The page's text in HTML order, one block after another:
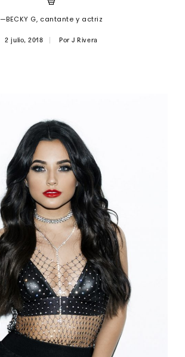
PROPIEDAD DE UMO agency. TODOS LOS
—BECKY G, cantante y actriz
2 julio, 2018 PorJ Rivera